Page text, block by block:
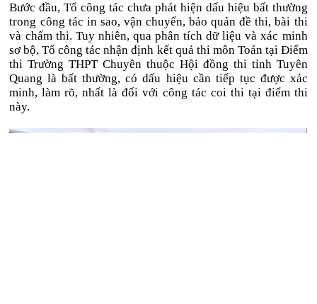
Bước đầu, Tổ công tác chưa phát hiện dấu hiệu bất thường
trong công tác in sao, vận chuyển, bảo quản đề thi, bài thi
và chấm thi. Tuy nhiên, qua phân tích dữ liệu và xác minh
sơ bộ, Tổ công tác nhận định kết quả thi môn Toán tại Điểm
thi Trường THPT Chuyên thuộc Hội đồng thi tỉnh Tuyên
Quang là bất thường, có dấu hiệu cần tiếp tục được xác
minh, làm rõ, nhất là đối với công tác coi thi tại điểm thi
này.